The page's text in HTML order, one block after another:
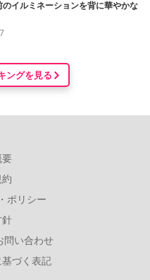
イルミネーションを背に華やかな
ングを見る
ポリシー
問い合わせ
づく表記